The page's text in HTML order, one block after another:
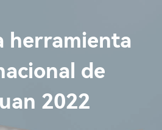
herramienta
de
2022